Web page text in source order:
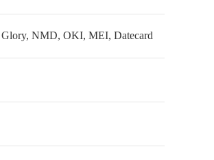
NMD, OKI, MEI, Datecard